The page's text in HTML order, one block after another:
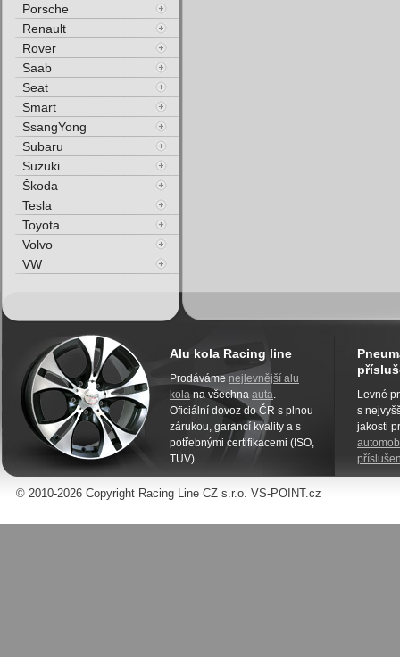
Porsche
Renault
Rover
Saab
Seat
Smart
SsangYong
Subaru
Suzuki
Škoda
Tesla
Toyota
Volvo
VW
Alu kola Racing line
Prodáváme nejlevnější alu
kola na všechna auta.
Oficiální dovoz do ČR s plnou
zárukou, garancí kvality a s
potřebnými certifikacemi (ISO,
TÜV).
Levné
s
jakosti
© 2010-2026 Copyright Racing Line CZ s.r.o. VS-POINT.cz